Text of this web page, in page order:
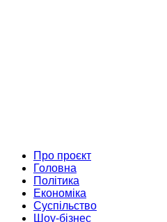
Про проєкт
Головна
Політика
Економіка
Суспільство
Шоу-бізнес